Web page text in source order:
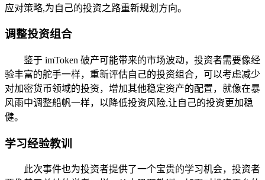
应对策略,为自己的投资之路重新规划方向。
调整投资组合
鉴于 imToken 破产可能带来的市场波动，投资者需要像经
验丰富的舵手一样，重新评估自己的投资组合，可以考虑减少
对加密货币领域的投资，增加其他稳定资产的配置，就像在暴
风雨中调整船帆一样，以降低投资风险,让自己的投资更加稳
健。
学习经验教训
此次事件也为投资者提供了一个宝贵的学习机会，投资者